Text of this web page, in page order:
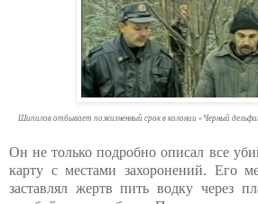
Шипилов отбывает пожизненный срок в колонии «Черный
Он не только подробно описал все
карту с местами захоронений. Его
заставлял жертв пить водку через